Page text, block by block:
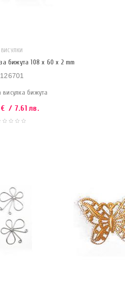
ВИСУЛКИ
бижута 108 x 60 x 2 mm
126701
бижута
€ / 7.61 лв.